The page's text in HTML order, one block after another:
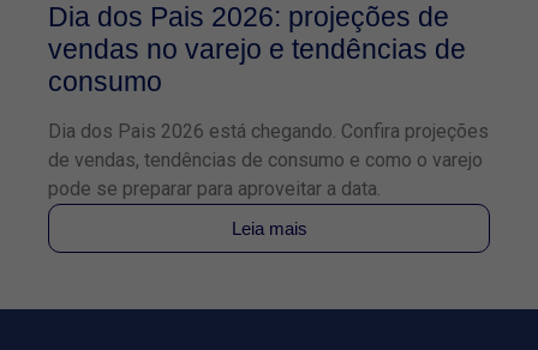
Dia dos Pais 2026: projeções de
vendas no varejo e tendências de
consumo
Dia dos Pais 2026 está chegando. Confira projeções
de vendas, tendências de consumo e como o varejo
pode se preparar para aproveitar a data.
Leia mais